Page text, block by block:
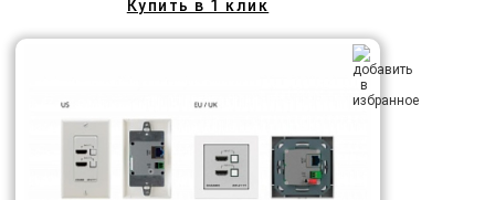
Купить в 1 клик